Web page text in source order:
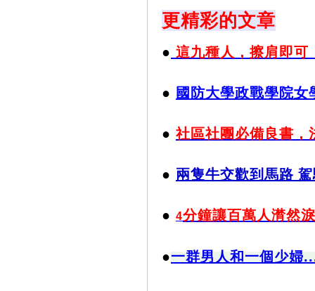
更精彩的文章
● 這九種人，擦肩即可
● 國防大學政戰學院
● 社區社團必備良書，
● 兩隻牛交歡到馬路
● 4分鐘讓百萬人潸然
●一群男人和一個少婦